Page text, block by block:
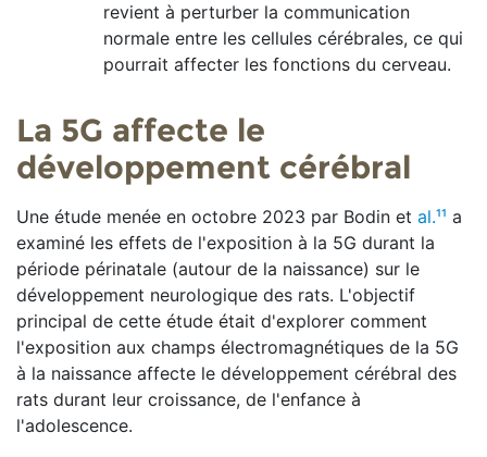
revient à perturber la communication
normale entre les cellules cérébrales, ce qui
pourrait affecter les fonctions du cerveau.
La 5G affecte le
développement cérébral
Une étude menée en octobre 2023 par Bodin et al.¹¹ a
examiné les effets de l'exposition à la 5G durant la
période périnatale (autour de la naissance) sur le
développement neurologique des rats. L'objectif
principal de cette étude était d'explorer comment
l'exposition aux champs électromagnétiques de la 5G
à la naissance affecte le développement cérébral des
rats durant leur croissance, de l'enfance à
l'adolescence.